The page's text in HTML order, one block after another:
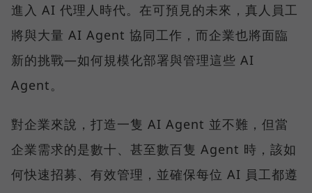
進入 AI 代理人時代。在可預見的未來，真人員工
將與大量 AI Agent 協同工作，而企業也將面臨
新的挑戰—如何規模化部署與管理這些 AI
Agent。
對企業來說，打造一隻 AI Agent 並不難，但當
企業需求的是數十、甚至數百隻 Agent 時，該如
何快速招募、有效管理，並確保每位 AI 員工都遵